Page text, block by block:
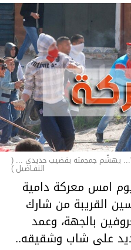
يهشّم جمجمته بقضيب حديدي ... (
التفـاصيل )
امس معركة دامية
القريبة من شارك
بالجهة، وعمد
على شاب وشقيقه..